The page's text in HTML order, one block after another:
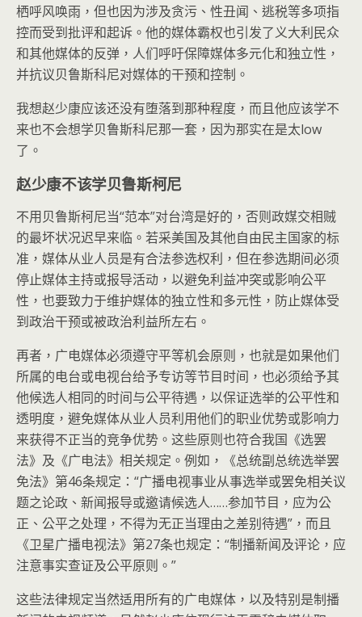
栖呼风唤雨，但也因为涉及贪污、性丑闻、逃税等多项指
控而受到批评和起诉。他的媒体霸权也引发了义大利民众
和其他媒体的反弹，人们呼吁保障媒体多元化和独立性，
并抗议贝鲁斯科尼对媒体的干预和控制。
我想赵少康应该还没有堕落到那种程度，而且他应该学不
来也不会想学贝鲁斯科尼那一套，因为那实在是太low
了。
赵少康不该学贝鲁斯柯尼
不用贝鲁斯柯尼当“范本”对台湾是好的，否则政媒交相贼
的最坏状况迟早来临。若采美国及其他自由民主国家的标
准，媒体从业人员是有合法参选权利，但在参选期间必须
停止媒体主持或报导活动，以避免利益冲突或影响公平
性，也要致力于维护媒体的独立性和多元性，防止媒体受
到政治干预或被政治利益所左右。
再者，广电媒体必须遵守平等机会原则，也就是如果他们
所属的电台或电视台给予专访等节目时间，也必须给予其
他候选人相同的时间与公平待遇，以保证选举的公平性和
透明度，避免媒体从业人员利用他们的职业优势或影响力
来获得不正当的竞争优势。这些原则也符合我国《选罢
法》及《广电法》相关规定。例如，《总统副总统选举罢
免法》第46条规定：“广播电视事业从事选举或罢免相关议
题之论政、新闻报导或邀请候选人……参加节目，应为公
正、公平之处理，不得为无正当理由之差别待遇”，而且
《卫星广播电视法》第27条也规定：“制播新闻及评论，应
注意事实查证及公平原则。”
这些法律规定当然适用所有的广电媒体，以及特别是制播